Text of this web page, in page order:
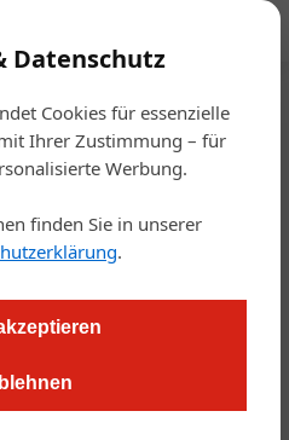
Datenschutz
Cookies für essenzielle
Ihrer Zustimmung – für
Werbung.
finden Sie in unserer
.
/Gastro & Hotel
zu mehr
25.04.2023, 10:51 Uhr
auf „Vor-Corona-Niveau“. Bei